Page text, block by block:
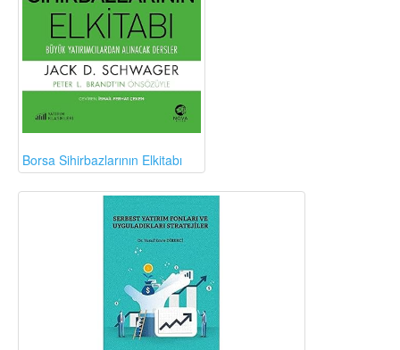
Borsa Sihirbazlarının Elkitabı